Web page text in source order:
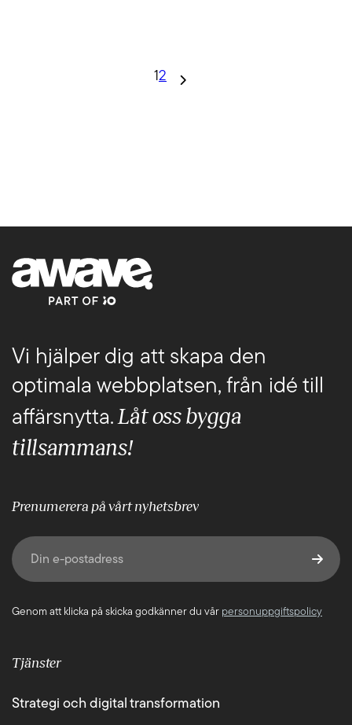
12
Vi hjälper dig att skapa den
optimala webbplatsen, från idé till
affärsnytta. Låt oss bygga
tillsammans!
Prenumerera på vårt nyhetsbrev
E-post(Obligatoriskt)
Genom att klicka på skicka godkänner du vår personuppgiftspolicy
Tjänster
Strategi och digital transformation